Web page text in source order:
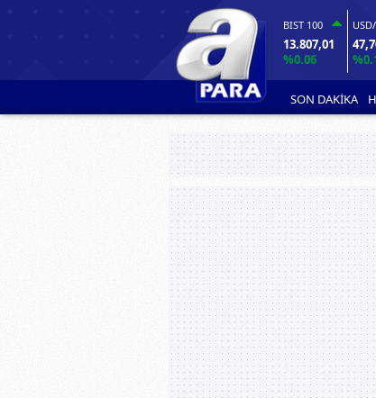
BIST 100
13.807,01
%0.06
SON DAKİKA